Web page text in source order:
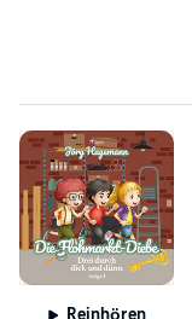
Reinhören